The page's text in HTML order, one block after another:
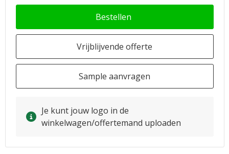
Bestellen
Vrijblijvende offerte
Sample aanvragen
Je kunt jouw logo in de
winkelwagen/offertemand uploaden